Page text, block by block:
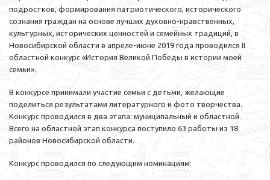
подростков, формирования патриотического, исторического
сознания граждан на основе лучших духовно-нравственных,
культурных, исторических ценностей и семейных традиций, в
Новосибирской области в апреле-июне 2019 года проводился II
областной конкурс «История Великой Победы в истории моей
семьи».
В конкурсе принимали участие семьи с детьми, желающие
поделиться результатами литературного и фото творчества.
Конкурс проводился в два этапа: муниципальный и областной.
Всего на областной этап конкурса поступило 63 работы из 18
районов Новосибирской области.
Конкурс проводился по следующим номинациям: